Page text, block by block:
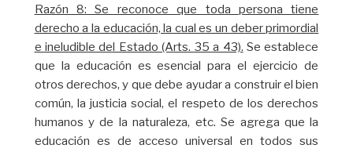
Razón 8: Se reconoce que toda persona tiene
derecho a la educación, la cual es un deber primordial
e ineludible del Estado (Arts. 35 a 43). Se establece
que la educación es esencial para el ejercicio de
otros derechos, y que debe ayudar a construir el bien
común, la justicia social, el respeto de los derechos
humanos y de la naturaleza, etc. Se agrega que la
educación es de acceso universal en todos sus